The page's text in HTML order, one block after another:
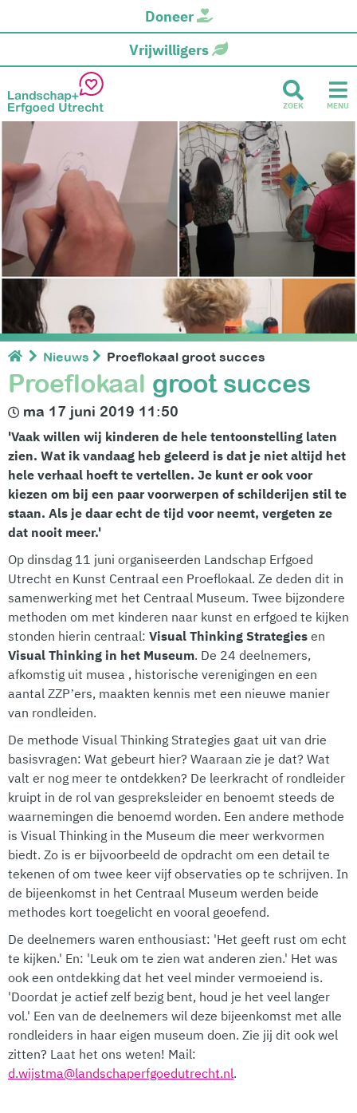
Doneer
Vrijwilligers
ZOEK MENU
Nieuws Proeflokaal groot succes
Proeflokaal groot succes
ma 17 juni 2019 11:50
'Vaak willen wij kinderen de hele tentoonstelling laten
zien. Wat ik vandaag heb geleerd is dat je niet altijd het
hele verhaal hoeft te vertellen. Je kunt er ook voor
kiezen om bij een paar voorwerpen of schilderijen stil te
staan. Als je daar echt de tijd voor neemt, vergeten ze
dat nooit meer.'
Op dinsdag 11 juni organiseerden Landschap Erfgoed
Utrecht en Kunst Centraal een Proeflokaal. Ze deden dit in
samenwerking met het Centraal Museum. Twee bijzondere
methoden om met kinderen naar kunst en erfgoed te kijken
stonden hierin centraal: Visual Thinking Strategies en
Visual Thinking in het Museum. De 24 deelnemers,
afkomstig uit musea , historische verenigingen en een
aantal ZZP’ers, maakten kennis met een nieuwe manier
van rondleiden.
De methode Visual Thinking Strategies gaat uit van drie
basisvragen: Wat gebeurt hier? Waaraan zie je dat? Wat
valt er nog meer te ontdekken? De leerkracht of rondleider
kruipt in de rol van gespreksleider en benoemt steeds de
waarnemingen die benoemd worden. Een andere methode
is Visual Thinking in the Museum die meer werkvormen
biedt. Zo is er bijvoorbeeld de opdracht om een detail te
tekenen of om twee keer vijf observaties op te schrijven. In
de bijeenkomst in het Centraal Museum werden beide
methodes kort toegelicht en vooral geoefend.
De deelnemers waren enthousiast: 'Het geeft rust om echt
te kijken.' En: 'Leuk om te zien wat anderen zien.' Het was
ook een ontdekking dat het veel minder vermoeiend is.
'Doordat je actief zelf bezig bent, houd je het veel langer
vol.' Een van de deelnemers wil deze bijeenkomst met alle
rondleiders in haar eigen museum doen. Zie jij dit ook wel
zitten? Laat het ons weten! Mail:
d.wijstma@landschaperfgoedutrecht.nl.